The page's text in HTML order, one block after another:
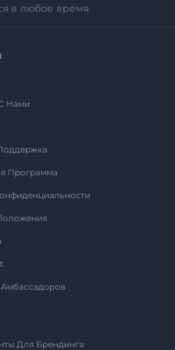
в любое время
Нами
Программа
Для Брендинга